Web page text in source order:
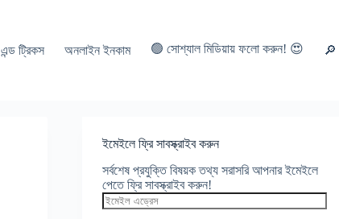
ট্রিকস অনলাইন ইনকাম 🟢 সোশ্যাল মিডিয়ায় ফলো করুন! 😍
ইমেইলে ফ্রি সাবস্ক্রাইব করুন
সর্বশেষ প্রযুক্তি বিষয়ক তথ্য সরাসরি আপনার ইমেইলে
পেতে ফ্রি সাবস্ক্রাইব করুন!
ইমেইল
এড্রেস